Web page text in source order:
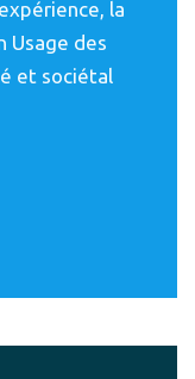
la
Usage des
et sociétal